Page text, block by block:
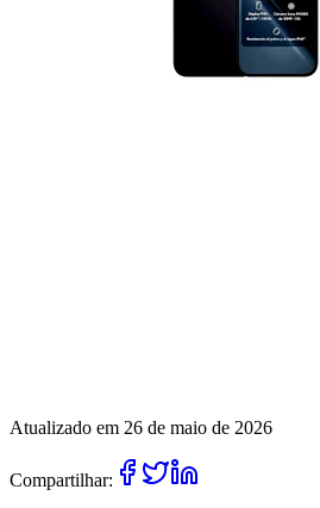
Atualizado em 26 de maio de 2026
Compartilhar: